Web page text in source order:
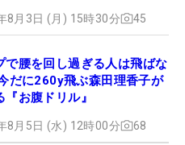
8月3日 (月) 15時30分 45
で腰を回し過ぎる人は飛ばな
だに260y飛ぶ森田理香子が
『お腹ドリル』
8月5日 (水) 12時00分 68